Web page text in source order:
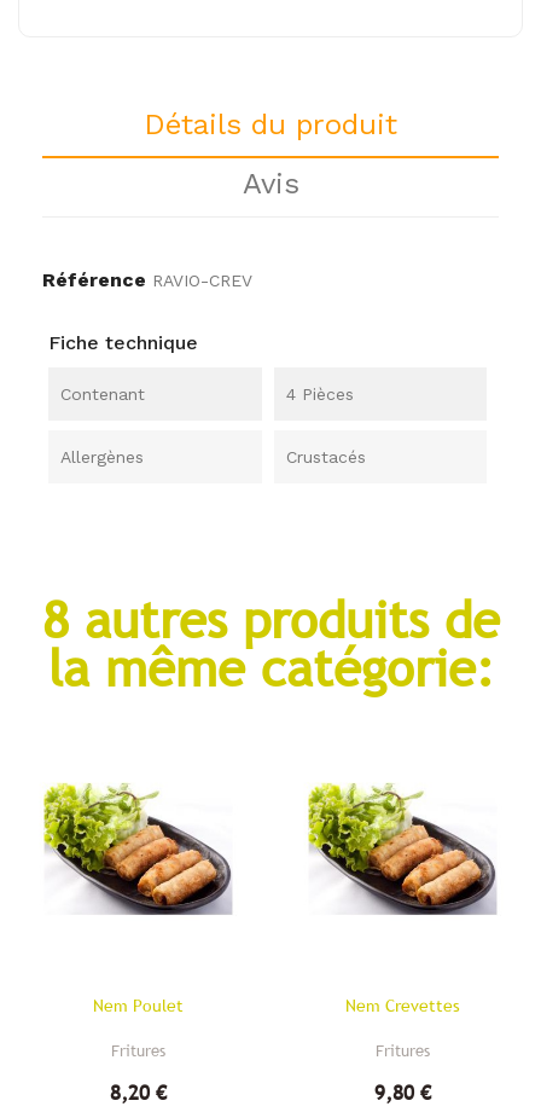
Détails du produit
Avis
Référence RAVIO-CREV
Fiche technique
Contenant 4 Pièces
Allergènes Crustacés
8 autres produits de
la même catégorie:
Nem Poulet
Fritures
8,20 €
Nem Crevettes
Fritures
9,80 €